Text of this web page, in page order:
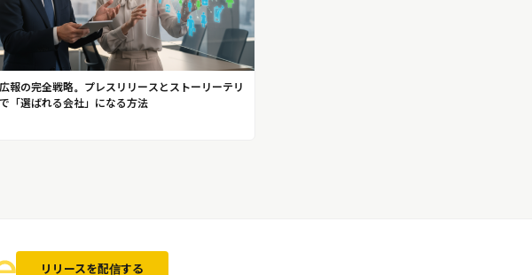
報の完全戦略。プレスリリースとストーリーテリ
「選ばれる会社」になる方法
リリースを配信する